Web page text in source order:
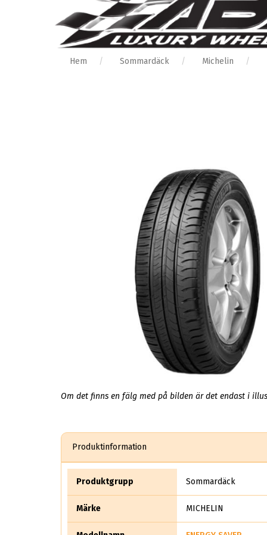
Hem Sommardäck Michelin
Om det finns en fälg med på bilden är det endast i
Produktinformation
Produktgrupp Sommardäck
Märke MICHELIN